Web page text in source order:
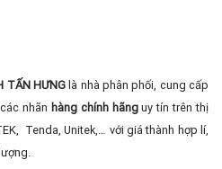
TẤN HƯNG là nhà phân phối, cung cấp
nhãn hàng chính hãnguy tín trên thị
Tenda, Unitek,… với giá thành hợp lí,